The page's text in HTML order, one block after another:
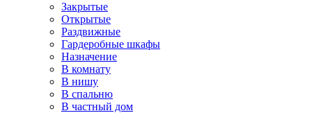
Закрытые
Открытые
Раздвижные
Гардеробные шкафы
Назначение
В комнату
В нишу
В спальню
В частный дом